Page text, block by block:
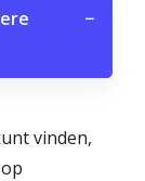
−
vinden,